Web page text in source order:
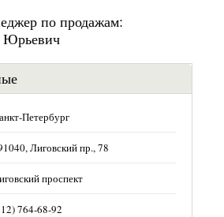
по продажам:
Юрьевич
Петербург
Лиговский пр., 78
проспект
764-68-92